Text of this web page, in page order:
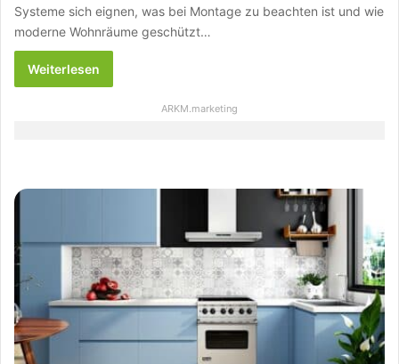
Systeme sich eignen, was bei Montage zu beachten ist und wie
moderne Wohnräume geschützt…
Weiterlesen
ARKM.marketing